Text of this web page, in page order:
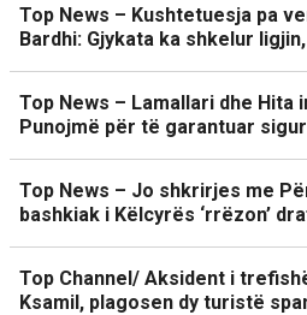
Top News – Kushtetuesja pa
Bardhi: Gjykata ka shkelur
Top News – Lamallari dhe Hita
Punojmë për të garantuar
Top News – Jo shkrirjes me
bashkiak i Këlcyrës ‘rrëzon’
Top Channel/ Aksident i
Ksamil, plagosen dy turistë